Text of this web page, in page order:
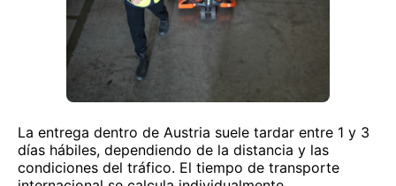
La entrega dentro de Austria suele tardar entre 1 y 3
días hábiles, dependiendo de la distancia y las
condiciones del tráfico. El tiempo de transporte